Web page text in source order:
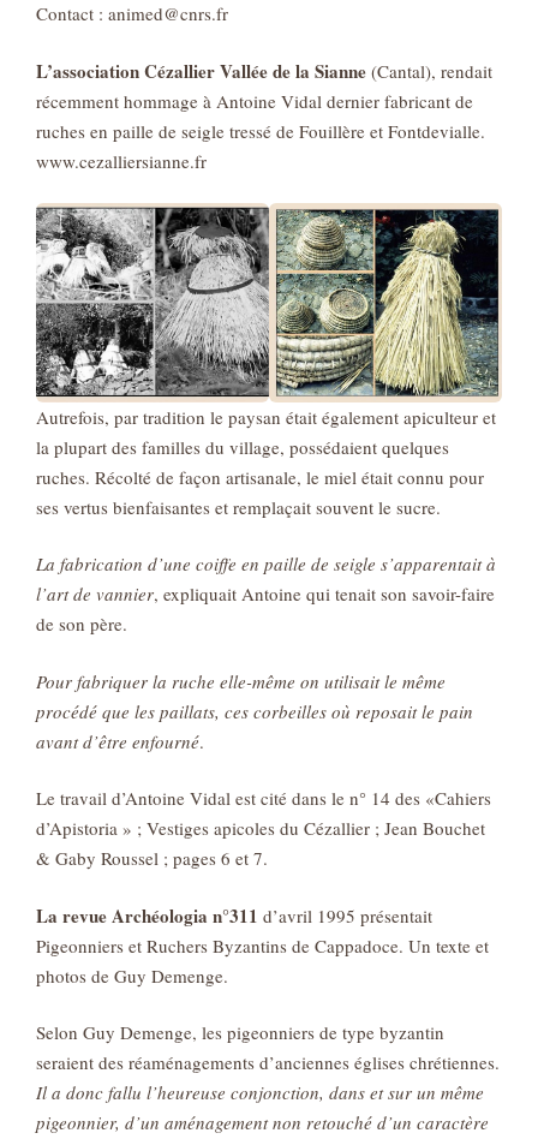
Contact : animed@cnrs.fr
L’association Cézallier Vallée de la Sianne (Cantal), rendait
récemment hommage à Antoine Vidal dernier fabricant de
ruches en paille de seigle tressé de Fouillère et Fontdevialle.
www.cezalliersianne.fr
Autrefois, par tradition le paysan était également apiculteur et
la plupart des familles du village, possédaient quelques
ruches. Récolté de façon artisanale, le miel était connu pour
ses vertus bienfaisantes et remplaçait souvent le sucre.
La fabrication d’une coiffe en paille de seigle s’apparentait à
l’art de vannier, expliquait Antoine qui tenait son savoir-faire
de son père.
Pour fabriquer la ruche elle-même on utilisait le même
procédé que les paillats, ces corbeilles où reposait le pain
avant d’être enfourné.
Le travail d’Antoine Vidal est cité dans le n° 14 des «Cahiers
d’Apistoria » ; Vestiges apicoles du Cézallier ; Jean Bouchet
& Gaby Roussel ; pages 6 et 7.
La revue Archéologia n°311 d’avril 1995 présentait
Pigeonniers et Ruchers Byzantins de Cappadoce. Un texte et
photos de Guy Demenge.
Selon Guy Demenge, les pigeonniers de type byzantin
seraient des réaménagements d’anciennes églises chrétiennes.
Il a donc fallu l’heureuse conjonction, dans et sur un même
pigeonnier, d’un aménagement non retouché d’un caractère